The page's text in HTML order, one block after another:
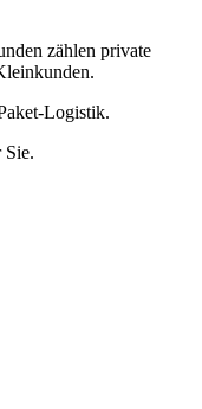
zählen private
Logistik.
Sie.